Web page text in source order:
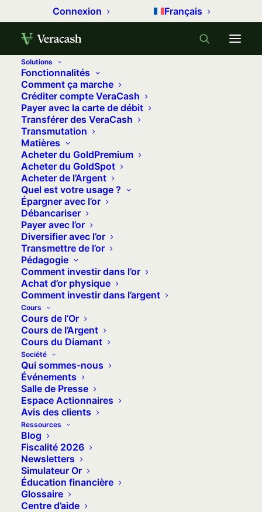
Connexion Français
Solutions
Fonctionnalités
Comment ça marche
Créditer compte VeraCash
Payer avec la carte de débit
Transférer des VeraCash
Transmutation
Matières
Acheter du GoldPremium
Acheter du GoldSpot
Acheter de l’Argent
Quel est votre usage ?
Épargner avec l’or
Débancariser
Payer avec l’or
Diversifier avec l’or
Transmettre de l’or
Pédagogie
Comment investir dans l’or
Achat d’or physique
Comment investir dans l’argent
Cours
Cours de l’Or
Cours de l’Argent
Cours du Diamant
Société
Qui sommes-nous
Événements
Salle de Presse
Espace Actionnaires
Avis des clients
Ressources
Blog
Fiscalité 2026
Newsletters
Simulateur Or
Éducation financière
Glossaire
Centre d’aide
Accueil
Métaux précieux
Léger repli de l’or entre prise de bénéfices et
incertitudes
Léger repli de l'or entre prise de
bénéfices et incertitudes
18 mars 2024 • 6 minutes •
Le rôle de l’or est multiple, aussi bien
dans le portefeuille des épargnants que
dans les réserves des banques
centrales par exemple. Valeur refuge en
période d’incertitude économique, actif
de diversification financière, réserve
monétaire ou encore instrument de
stockage de valeur, l’or est influencé
par une multitude de facteurs, dont
certains indicateurs économiques
majeurs aux États-Unis comme en
Europe. Et on le voit cette semaine
avec la pluie de records qui tombe.
Chaque semaine, nous tentons
d’analyser ces différentes influences.
Les indicateurs en gras sont ceux qui
ont évolué depuis la dernière note de
conjoncture.